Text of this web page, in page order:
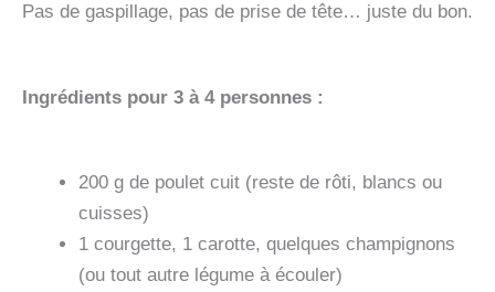
Pas de gaspillage, pas de prise de tête… juste du bon.
Ingrédients pour 3 à 4 personnes :
200 g de poulet cuit (reste de rôti, blancs ou
cuisses)
1 courgette, 1 carotte, quelques champignons
(ou tout autre légume à écouler)